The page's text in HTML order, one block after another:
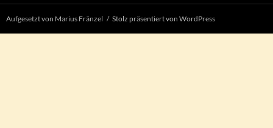
Aufgesetzt von Marius Fränzel Stolz präsentiert von WordPress